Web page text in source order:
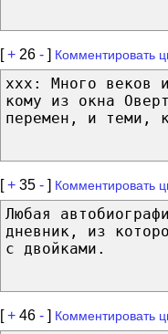
[+ 26 - ] Комментировать
xхx: Много веков
кому из окна
перемен, и теми,
[+ 35 - ] Комментировать
Любая
дневник, из
с двойками.
[+ 46 - ] Комментировать